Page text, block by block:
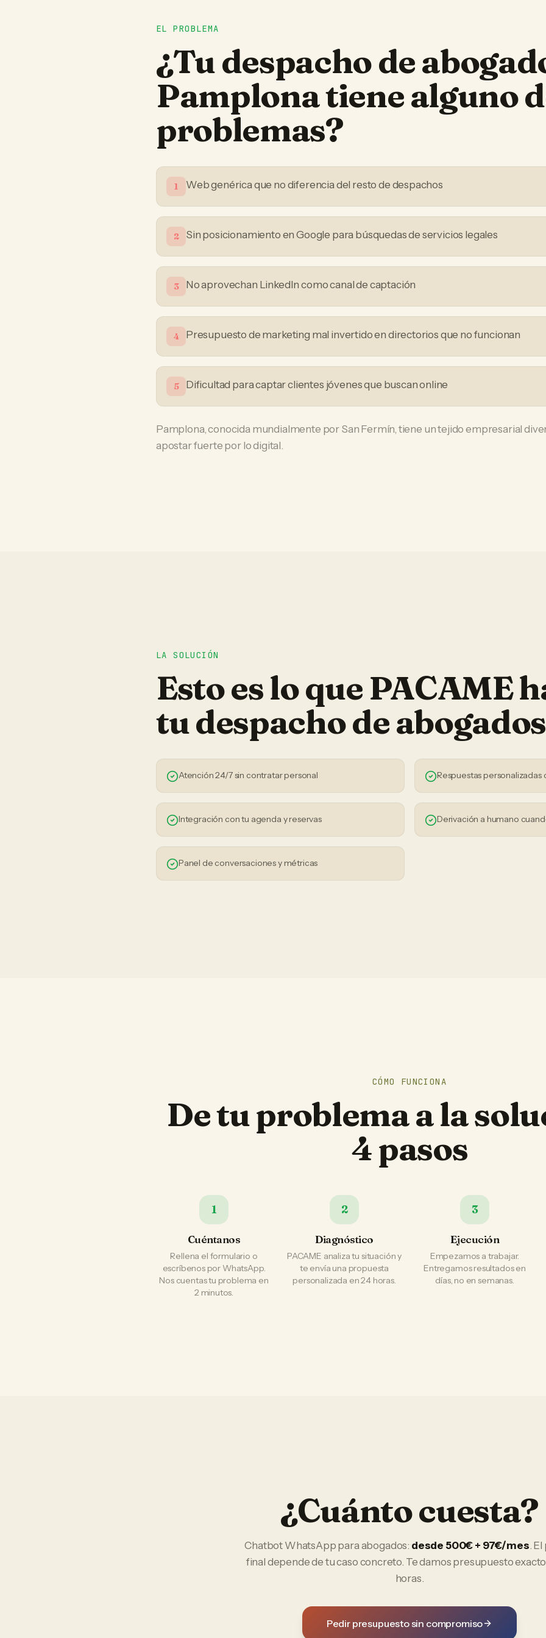
EL PROBLEMA
¿Tudespacho de
Pamplonatiene alguno
problemas?
1 Web genérica que no diferencia del resto de despachos
2 Sin posicionamiento en Google para búsquedas de servicios legales
3 No aprovechan LinkedIn como canal de captación
4 Presupuesto de marketing mal invertido en directorios que no funcionan
5 Dificultad para captar clientes jóvenes que buscan online
Pamplona, conocida mundialmente por San Fermín, tiene un tejido empresarial
apostar fuerte por lo digital.
LA SOLUCIÓN
Esto es lo que PACAME
tudespacho de abogados
Atención 24/7 sin contratar personal Respuestas personalizadas
Integración con tu agenda y reservas Derivación a humano
Panel de conversaciones y métricas
CÓMO FUNCIONA
De tu problema a la
4 pasos
1
Cuéntanos
Rellena el formulario o
escríbenos por WhatsApp.
Nos cuentas tu problema en
2 minutos.
2
Diagnóstico
PACAME analiza tu situación y
te envía una propuesta
personalizada en 24 horas.
3
Ejecución
Empezamos a trabajar.
Entregamos resultados en
días, no en semanas.
¿Cuánto cuesta?
Chatbot WhatsApp paraabogados: desde 500€ + 97€/mes.
final depende de tu caso concreto. Te damos presupuesto
horas.
Pedir presupuesto sin compromiso